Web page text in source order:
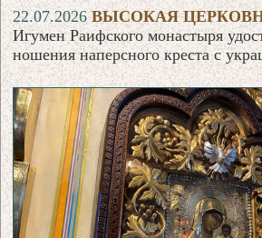
22.07.2026ВЫСОКАЯ
Игумен Раифского монастыря
ношения наперсного креста с